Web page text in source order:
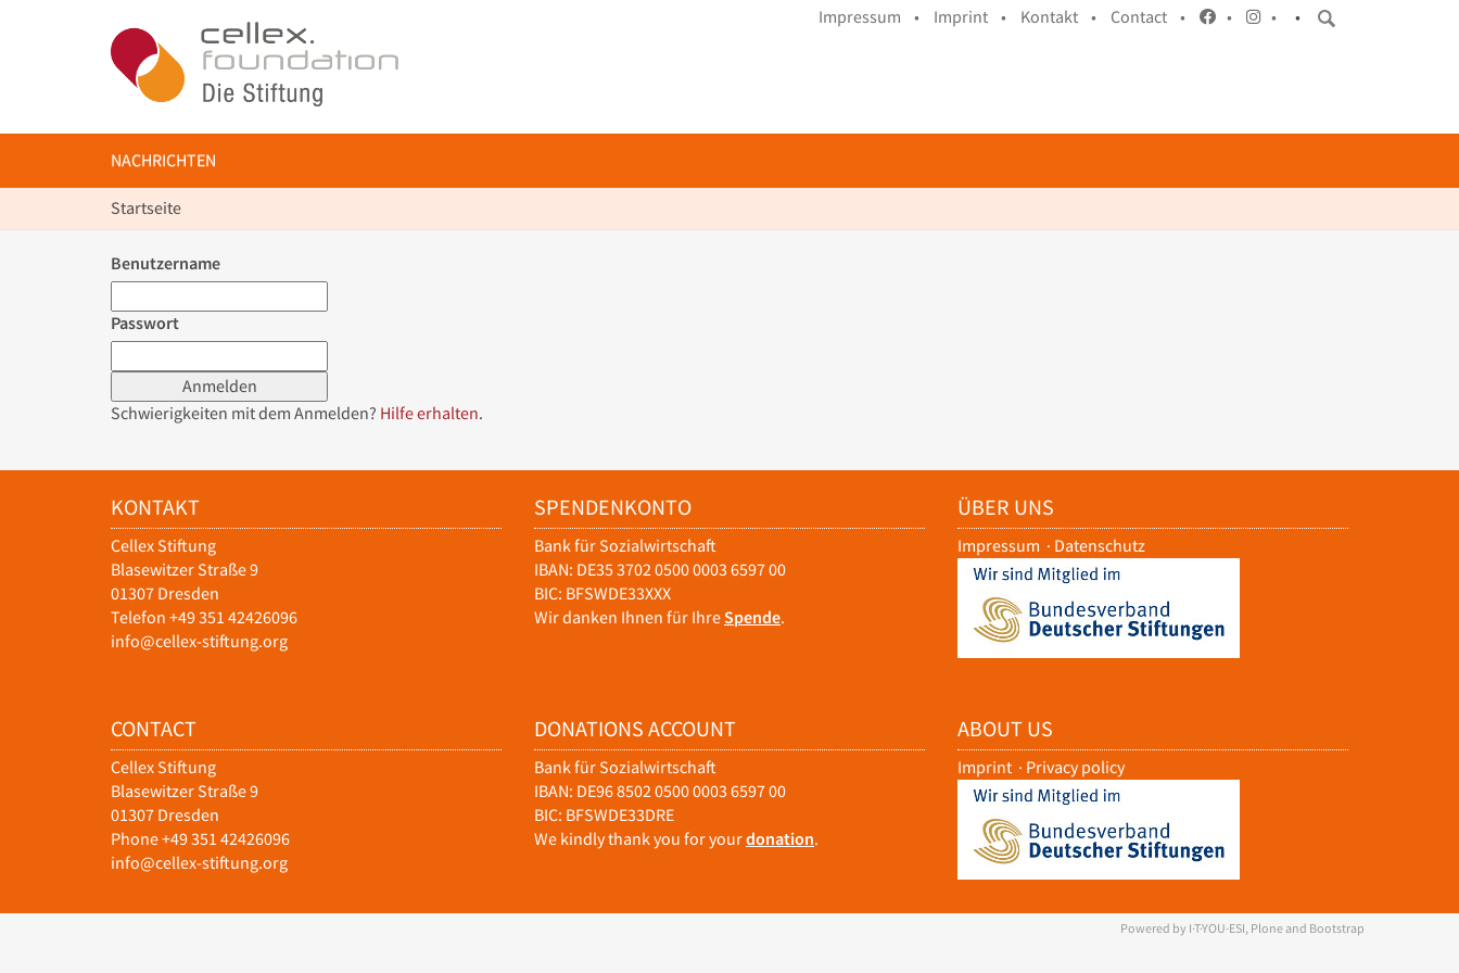
Impressum • Imprint • Kontakt • Contact • • • •
NACHRICHTEN
Startseite
Benutzername
Passwort
Schwierigkeiten mit dem Anmelden? Hilfe erhalten.
KONTAKT
Cellex Stiftung
Blasewitzer Straße 9
01307 Dresden
Telefon +49 351 42426096
info@cellex-stiftung.org
SPENDENKONTO
Bank für Sozialwirtschaft
IBAN: DE35 3702 0500 0003 6597 00
BIC: BFSWDE33XXX
Wir danken Ihnen für IhreSpende.
ÜBER UNS
Impressum · Datenschutz
CONTACT
Cellex Stiftung
Blasewitzer Straße 9
01307 Dresden
Phone +49 351 42426096
info@cellex-stiftung.org
DONATIONS ACCOUNT
Bank für Sozialwirtschaft
IBAN: DE96 8502 0500 0003 6597 00
BIC: BFSWDE33DRE
We kindly thank you for yourdonation.
ABOUT US
Imprint · Privacy policy
Powered by I·T·YOU·ESI, Plone and Bootstrap